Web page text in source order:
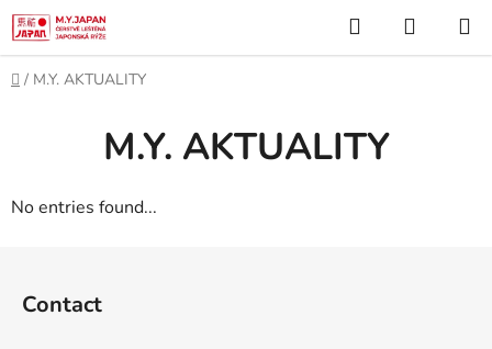
Skip
to
content
Search
CART
Home
/ M.Y. AKTUALITY
M.Y. AKTUALITY
No entries found...
Contact